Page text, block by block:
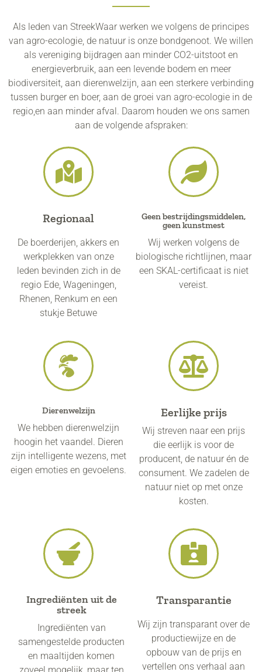
Als leden van StreekWaar werken we volgens de principes
van agro-ecologie, de natuur is onze bondgenoot. We willen
als vereniging bijdragen aan minder CO2-uitstoot en
energieverbruik, aan een levende bodem en meer
biodiversiteit, aan dierenwelzijn, aan een sterkere verbinding
tussen burger en boer, aan de groei van agro-ecologie in de
regio,en aan minder afval. Daarom houden we ons samen
aan de volgende afspraken:
Regionaal
De boerderijen, akkers en
werkplekken van onze
leden bevinden zich in de
regio Ede, Wageningen,
Rhenen, Renkum en een
stukje Betuwe
Geen bestrijdingsmiddelen,
geen kunstmest
Wij werken volgens de
biologische richtlijnen, maar
een SKAL-certificaat is niet
vereist.
Dierenwelzijn​
We hebben dierenwelzijn
hoogin het vaandel. Dieren
zijn intelligente wezens, met
eigen emoties en gevoelens.
Eerlijke prijs
Wij streven naar een prijs
die eerlijk is voor de
producent, de natuur én de
consument. We zadelen de
natuur niet op met onze
kosten.
Ingrediënten uit de
streek
Ingrediënten van
samengestelde producten
en maaltijden komen
Transparantie
Wij zijn transparant over de
productiewijze en de
opbouw van de prijs en
vertellen ons verhaal aan